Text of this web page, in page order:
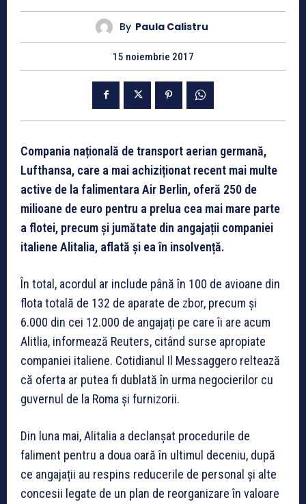
By Paula Calistru
15 noiembrie 2017
Compania națională de transport aerian germană,
Lufthansa, care a mai achiziționat recent mai multe
active de la falimentara Air Berlin, oferă 250 de
milioane de euro pentru a prelua cea mai mare parte
a flotei, precum și jumătate din angajații companiei
italiene Alitalia, aflată și ea în insolvență.
În total, acordul ar include până în 100 de avioane din
flota totală de 132 de aparate de zbor, precum și
6.000 din cei 12.000 de angajați pe care îi are acum
Alitlia, informează Reuters, citând surse apropiate
companiei italiene. Cotidianul Il Messaggero reltează
că oferta ar putea fi dublată în urma negocierilor cu
guvernul de la Roma și furnizorii.
Din luna mai, Alitalia a declanșat procedurile de
faliment pentru a doua oară în ultimul deceniu, după
ce angajații au respins reducerile de personal și alte
concesii legate de un plan de reorganizare în valoare